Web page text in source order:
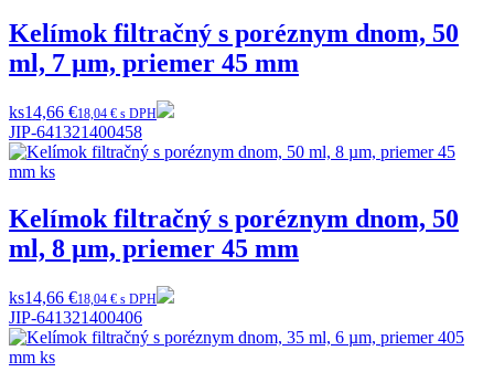
Kelímok filtračný s poréznym dnom, 50
ml, 7 µm, priemer 45 mm
ks14,66 €18,04 € s DPH
JIP-641321400458
Kelímok filtračný s poréznym dnom, 50
ml, 8 µm, priemer 45 mm
ks14,66 €18,04 € s DPH
JIP-641321400406